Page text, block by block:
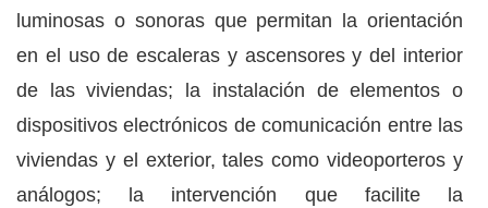
luminosas o sonoras que permitan la orientación
en el uso de escaleras y ascensores y del interior
de las viviendas; la instalación de elementos o
dispositivos electrónicos de comunicación entre las
viviendas y el exterior, tales como videoporteros y
análogos; la intervención que facilite la